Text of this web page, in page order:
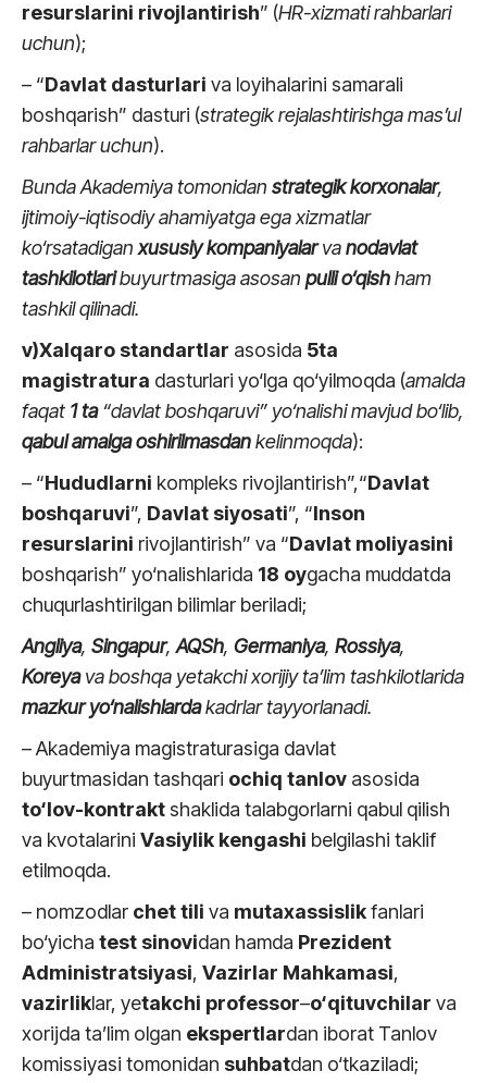
resurslarini rivojlantirish” (HR-xizmati rahbarlari
uchun);
– “Davlat dasturlari va loyihalarini samarali
boshqarish” dasturi (strategik rejalashtirishga mas’ul
rahbarlar uchun).
Bunda Akademiya tomonidan strategik korxonalar,
ijtimoiy-iqtisodiy ahamiyatga ega xizmatlar
ko‘rsatadiganxususiykompaniyalarvanodavlat
tashkilotlaribuyurtmasiga asosan pullio‘qishham
tashkil qilinadi.
v)Xalqaro standartlar asosida 5ta
magistratura dasturlari yo‘lga qo‘yilmoqda (amalda
faqat 1ta“davlat boshqaruvi” yo‘nalishi mavjud bo‘lib,
qabul amalga oshirilmasdankelinmoqda):
– “Hududlarni kompleks rivojlantirish”,“Davlat
boshqaruvi”, Davlat siyosati”, “Inson
resurslarini rivojlantirish” va “Davlat moliyasini
boshqarish” yo‘nalishlarida 18 oygacha muddatda
chuqurlashtirilgan bilimlar beriladi;
Angliya, Singapur,AQSh, Germaniya, Rossiya,
Koreyava boshqa yetakchi xorijiy ta’lim tashkilotlarida
mazkur yo‘nalishlardakadrlar tayyorlanadi.
– Akademiya magistraturasiga davlat
buyurtmasidan tashqari ochiq tanlov asosida
to‘lov-kontraktshaklida talabgorlarni qabul qilish
va kvotalarini Vasiylik kengashi belgilashi taklif
etilmoqda.
– nomzodlar chettili va mutaxassislikfanlari
bo‘yicha test sinovidan hamda Prezident
Administratsiyasi, Vazirlar Mahkamasi,
vazirliklar, yetakchi professor–o‘qituvchilar va
xorijda ta’lim olgan ekspertlardan iborat Tanlov
komissiyasi tomonidan suhbatdan o‘tkaziladi;